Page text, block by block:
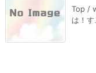
Top /
は！